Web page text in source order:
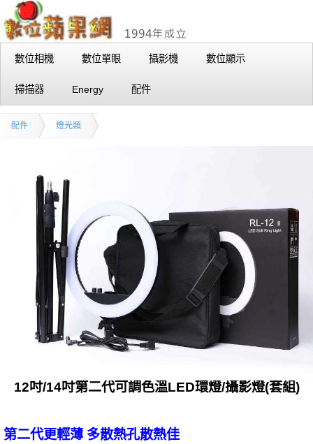
數位相機 數位單眼 攝影機 數位顯示
掃描器 Energy 配件
配件 燈光類
12吋/14吋第二代可調色溫LED環燈/攝影燈(套組)
第二代更輕薄 多散熱孔散熱佳